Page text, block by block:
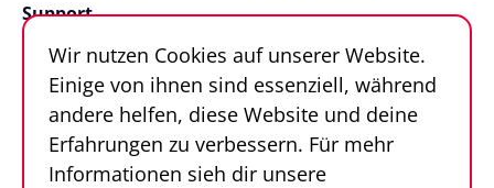
Support
FAQ
Kontakt
Sportfinder in 100
Sekunden
Wir nutzen Cookies auf unserer Website.
Einige von ihnen sind essenziell, während
andere helfen, diese Website und deine
Erfahrungen zu verbessern. Für mehr
Informationen sieh dir unsere